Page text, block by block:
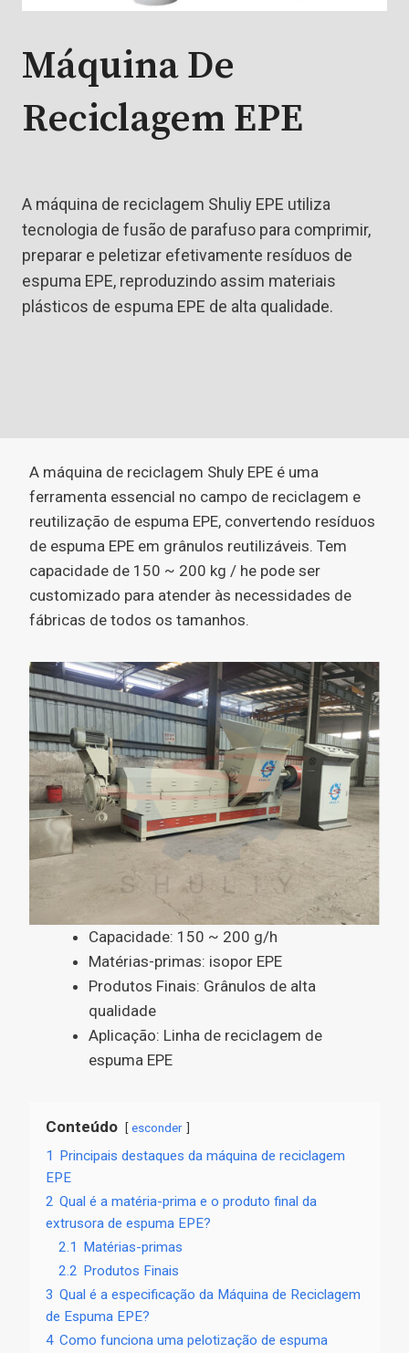
Máquina De
Reciclagem EPE
A máquina de reciclagem Shuliy EPE utiliza
tecnologia de fusão de parafuso para comprimir,
preparar e peletizar efetivamente resíduos de
espuma EPE, reproduzindo assim materiais
plásticos de espuma EPE de alta qualidade.
A máquina de reciclagem Shuly EPE é uma
ferramenta essencial no campo de reciclagem e
reutilização de espuma EPE, convertendo resíduos
de espuma EPE em grânulos reutilizáveis. Tem
capacidade de 150 ~ 200 kg / he pode ser
customizado para atender às necessidades de
fábricas de todos os tamanhos.
Capacidade: 150 ~ 200 g/h
Matérias-primas: isopor EPE
Produtos Finais: Grânulos de alta
qualidade
Aplicação: Linha de reciclagem de
espuma EPE
Conteúdo esconder
1 Principais destaques da máquina de reciclagem
EPE
2 Qual é a matéria-prima e o produto final da
extrusora de espuma EPE?
2.1 Matérias-primas
2.2 Produtos Finais
3 Qual é a especificação da Máquina de Reciclagem
de Espuma EPE?
4 Como funciona uma pelotização de espuma